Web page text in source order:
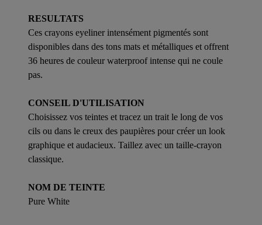
RESULTATS
Ces crayons eyeliner intensément pigmentés sont
disponibles dans des tons mats et métalliques et offrent
36 heures de couleur waterproof intense qui ne coule
pas.
CONSEIL D'UTILISATION
Choisissez vos teintes et tracez un trait le long de vos
cils ou dans le creux des paupières pour créer un look
graphique et audacieux. Taillez avec un taille-crayon
classique.
NOM DE TEINTE
Pure White